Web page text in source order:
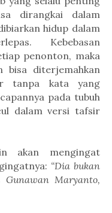
dirangkai dalam
hidup dalam
Kebebasan
penonton, maka
bisa diterjemahkan
tanpa kata yang
pada tubuh
dalam versi tafsir
akan mengingat
“Dia bukan
Maryanto,